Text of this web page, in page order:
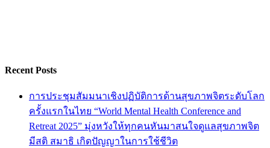
Recent Posts
การประชุมสัมมนาเชิงปฏิบัติการด้านสุขภาพจิตระดับโลก
ครั้งแรกในไทย “World Mental Health Conference and
Retreat 2025” มุ่งหวังให้ทุกคนหันมาสนใจดูแลสุขภาพจิต
มีสติ สมาธิ เกิดปัญญาในการใช้ชีวิต